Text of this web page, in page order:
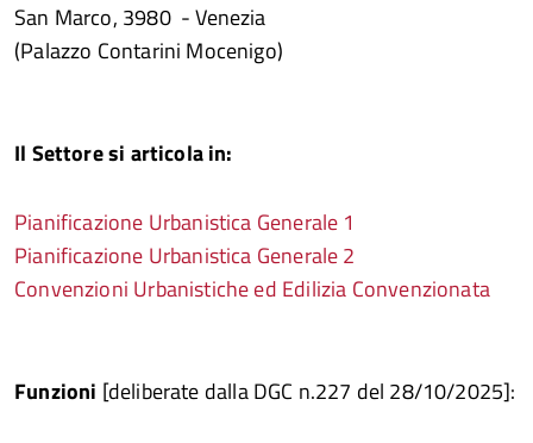
Facebook
su
San Marco, 3980 - Venezia
(Palazzo Contarini Mocenigo)
Il Settore si articola in:
Pianificazione Urbanistica Generale 1
Pianificazione Urbanistica Generale 2
Convenzioni Urbanistiche ed Edilizia Convenzionata
Funzioni [deliberate dalla DGC n.227 del 28/10/2025]: